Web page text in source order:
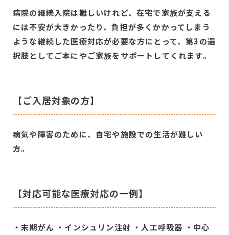
病院の継続入院は難しいけれど、在宅で家族が支える
には不安が大きかったり、負担が多くかかってしまう
ような継続した医療対応が必要な方にとって、第3の選
択肢としてご本にやご家族をサポートしてくれます。
【ご入居対象の方】
病気や障害のために、自宅や施設での生活が難しい
方。
【対応可能な医療対応の一例】
・末期がん ・インシュリン注射 ・人工呼吸器 ・中心